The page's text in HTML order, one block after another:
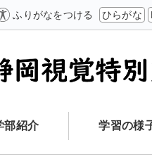
ふりがなをつける ひらがな
部紹介 学習の様